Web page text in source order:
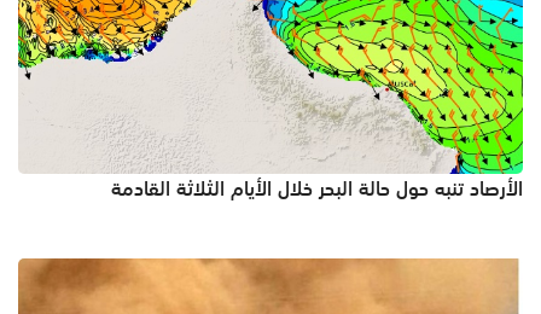
الأرصاد تنبه حول حالة البحر خلال الأيام الثلاثة القادمة